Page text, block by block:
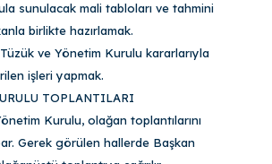
sunulacak mali tabloları ve tahmini
birlikte hazırlamak.
ve Yönetim Kurulu kararlarıyla
işleri yapmak.
TOPLANTILARI
Kurulu, olağan toplantılarını
Gerek görülen hallerde Başkan